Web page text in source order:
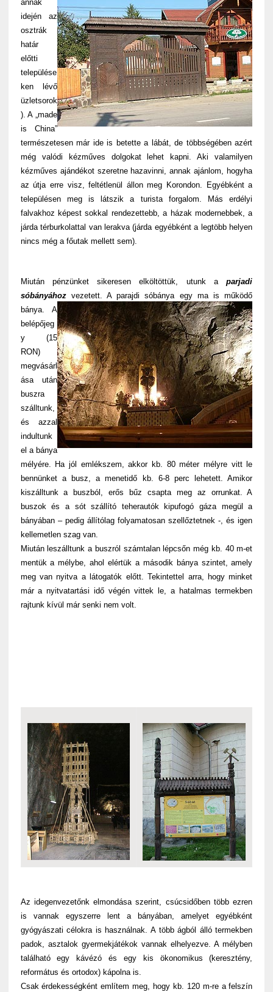
annak
idején az
osztrák
határ
előtti
települése
ken lévő
üzletsorok
). A „made
is China”
természetesen már ide is betette a lábát, de többségében azért
még valódi kézműves dolgokat lehet kapni. Aki valamilyen
kézműves ajándékot szeretne hazavinni, annak ajánlom, hogyha
az útja erre visz, feltétlenül állon meg Korondon. Egyébként a
településen meg is látszik a turista forgalom. Más erdélyi
falvakhoz képest sokkal rendezettebb, a házak modernebbek, a
járda térburkolattal van lerakva (járda egyébként a legtöbb helyen
nincs még a főutak mellett sem).
Miután pénzünket sikeresen elköltöttük, utunk aparjadi
sóbányáhozvezetett. A parajdi sóbánya egy ma is működő
bánya. A
belépőjeg
y (15
RON)
megvásárl
ása után
buszra
szálltunk,
és azzal
indultunk
el a bánya
mélyére. Ha jól emlékszem, akkor kb. 80 méter mélyre vitt le
bennünket a busz, a menetidő kb. 6-8 perc lehetett. Amikor
kiszálltunk a buszból, erős bűz csapta meg az orrunkat. A
buszok és a sót szállító teherautók kipufogó gáza megül a
bányában – pedig állítólag folyamatosan szellőztetnek -, és igen
kellemetlen szag van.
Miután leszálltunk a buszról számtalan lépcsőn még kb. 40 m-et
mentük a mélybe, ahol elértük a második bánya szintet, amely
meg van nyitva a látogatók előtt. Tekintettel arra, hogy minket
már a nyitvatartási idő végén vittek le, a hatalmas termekben
rajtunk kívül már senki nem volt.
Az idegenvezetőnk elmondása szerint, csúcsidőben több ezren
is vannak egyszerre lent a bányában, amelyet egyébként
gyógyászati célokra is használnak. A több ágból álló termekben
padok, asztalok gyermekjátékok vannak elhelyezve. A mélyben
található egy kávézó és egy kis ökonomikus (keresztény,
református és ortodox) kápolna is.
Csak érdekességként említem meg, hogy kb. 120 m-re a felszín